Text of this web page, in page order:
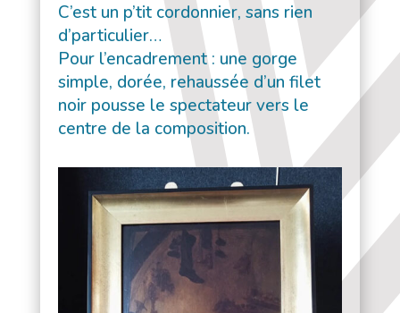
C’est un p’tit cordonnier, sans rien
d’particulier…
Pour l’encadrement : une gorge
simple, dorée, rehaussée d’un filet
noir pousse le spectateur vers le
centre de la composition.